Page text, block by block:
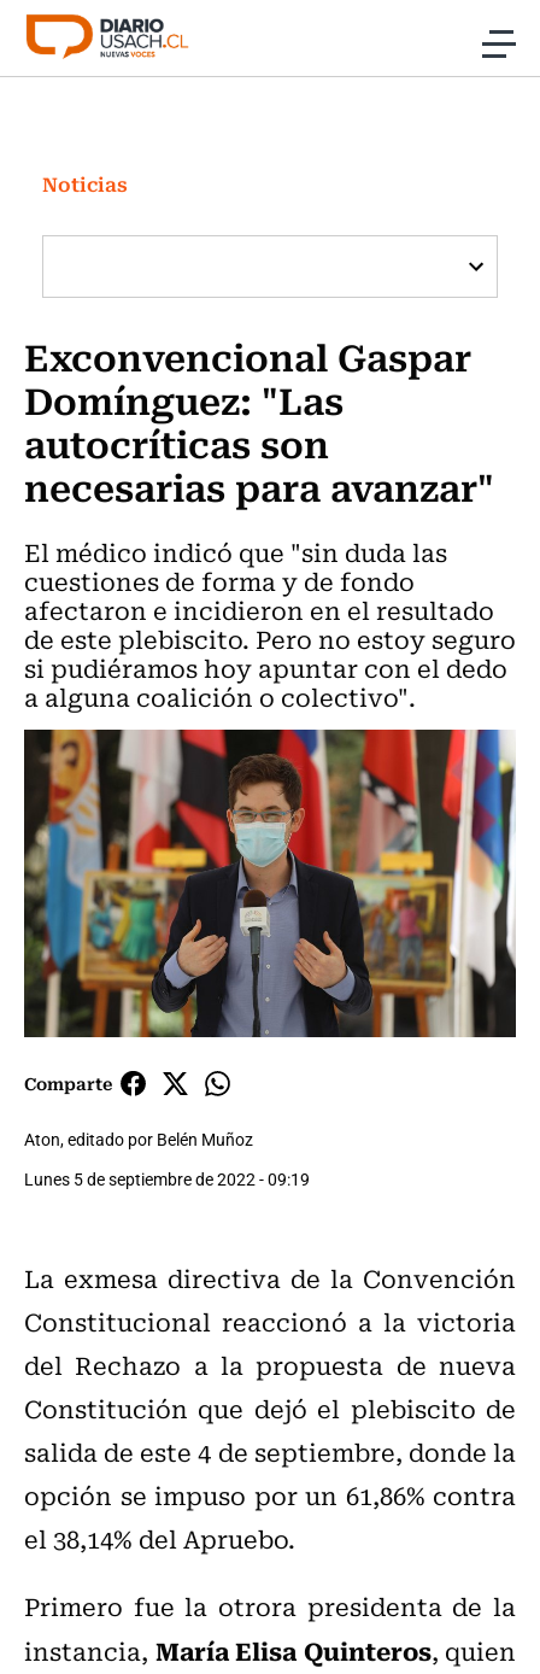
Click acá para ir directamente al contenido
Investigación
Cultura
Programas Radio y TV Usach
Noticias
Exconvencional Gaspar
Domínguez: "Las
autocríticas son
necesarias para avanzar"
El médico indicó que "sin duda las
cuestiones de forma y de fondo
afectaron e incidieron en el resultado
de este plebiscito. Pero no estoy seguro
si pudiéramos hoy apuntar con el dedo
a alguna coalición o colectivo".
Comparte
Aton, editado por Belén Muñoz
Lunes 5 de septiembre de 2022 - 09:19
La exmesa directiva de la Convención
Constitucional reaccionó a la victoria
del Rechazo a la propuesta de nueva
Constitución que dejó el plebiscito de
salida de este 4 de septiembre, donde la
opción se impuso por un 61,86% contra
el 38,14% del Apruebo.
Primero fue la otrora presidenta de la
instancia, María Elisa Quinteros, quien